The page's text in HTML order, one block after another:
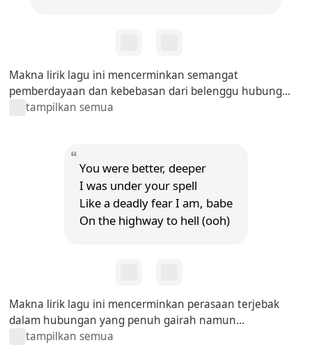
Makna lirik lagu ini mencerminkan semangat
pemberdayaan dan kebebasan dari belenggu hubung...
tampilkan semua
You were better, deeper
I was under your spell
Like a deadly fear I am, babe
On the highway to hell (ooh)
Makna lirik lagu ini mencerminkan perasaan terjebak
dalam hubungan yang penuh gairah namun...
tampilkan semua